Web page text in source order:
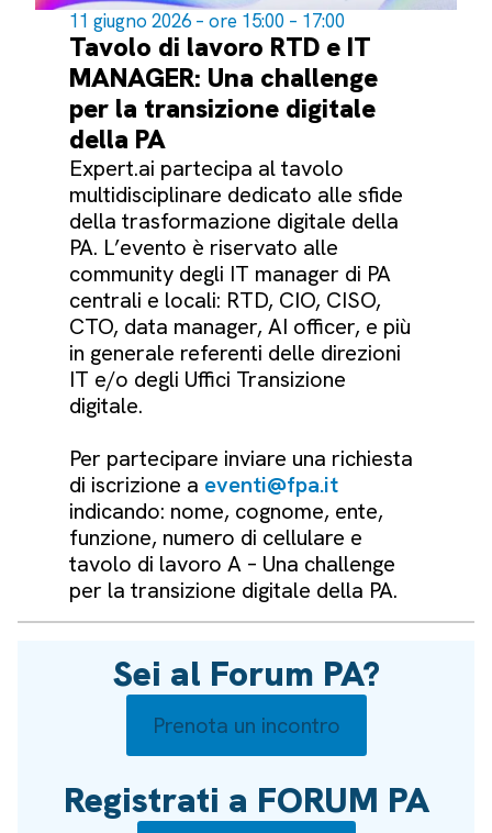
11 giugno 2026 – ore 15:00 – 17:00
Tavolo di lavoro RTD e IT
MANAGER: Una challenge
per la transizione digitale
della PA
Expert.ai partecipa al tavolo
multidisciplinare dedicato alle sfide
della trasformazione digitale della
PA. L’evento è riservato alle
community degli IT manager di PA
centrali e locali: RTD, CIO, CISO,
CTO, data manager, AI officer, e più
in generale referenti delle direzioni
IT e/o degli Uffici Transizione
digitale.
Per partecipare inviare una richiesta
di iscrizione a eventi@fpa.it
indicando: nome, cognome, ente,
funzione, numero di cellulare e
tavolo di lavoro A – Una challenge
per la transizione digitale della PA.
Sei al Forum PA?
Prenota un incontro
Registrati a FORUM PA